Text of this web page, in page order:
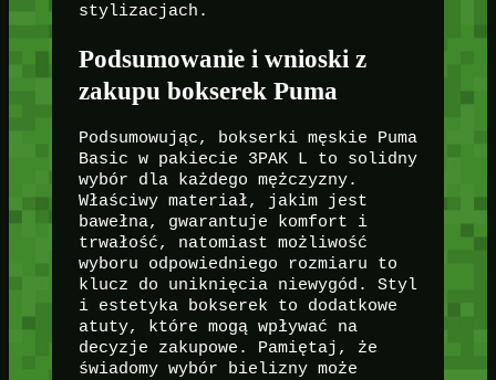
stylizacjach.
Podsumowanie i wnioski z
zakupu bokserek Puma
Podsumowując, bokserki męskie Puma
Basic w pakiecie 3PAK L to solidny
wybór dla każdego mężczyzny.
Właściwy materiał, jakim jest
bawełna, gwarantuje komfort i
trwałość, natomiast możliwość
wyboru odpowiedniego rozmiaru to
klucz do uniknięcia niewygód. Styl
i estetyka bokserek to dodatkowe
atuty, które mogą wpływać na
decyzje zakupowe. Pamiętaj, że
świadomy wybór bielizny może